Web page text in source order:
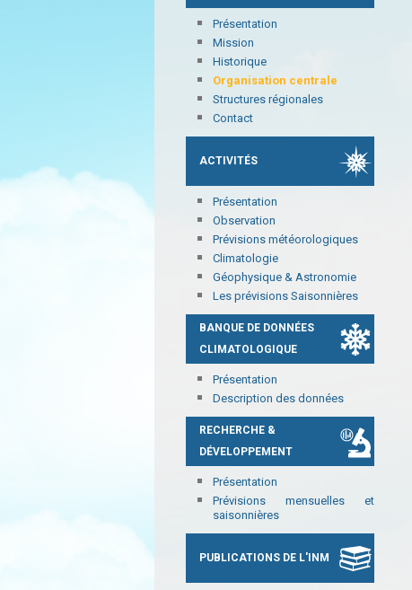
Présentation
Mission
Historique
Organisation centrale
Structures régionales
Contact
ACTIVITÉS
Présentation
Observation
Prévisions météorologiques
Climatologie
Géophysique & Astronomie
Les prévisions Saisonnières
BANQUE DE DONNÉES
CLIMATOLOGIQUE
Présentation
Description des données
RECHERCHE &
DÉVELOPPEMENT
Présentation
Prévisions mensuelles et
saisonnières
PUBLICATIONS DE L'INM